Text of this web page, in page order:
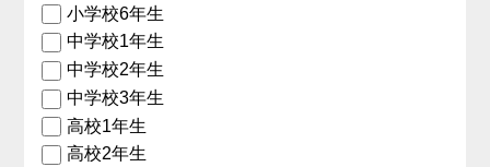
小学校6年生
中学校1年生
中学校2年生
中学校3年生
高校1年生
高校2年生